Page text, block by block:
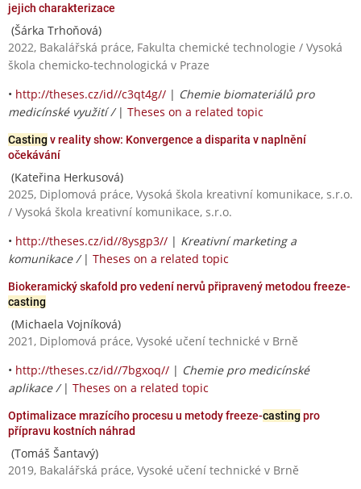
jejich charakterizace
(Šárka Trhoňová)
2022, Bakalářská práce, Fakulta chemické technologie / Vysoká
škola chemicko-technologická v Praze
• http://theses.cz/id//c3qt4g// | Chemie biomateriálů pro
medicínské využití / | Theses on a related topic
Casting v reality show: Konvergence a disparita v naplnění
očekávání
(Kateřina Herkusová)
2025, Diplomová práce, Vysoká škola kreativní komunikace, s.r.o.
/ Vysoká škola kreativní komunikace, s.r.o.
• http://theses.cz/id//8ysgp3// | Kreativní marketing a
komunikace / | Theses on a related topic
Biokeramický skafold pro vedení nervů připravený metodou freeze-
casting
(Michaela Vojníková)
2021, Diplomová práce, Vysoké učení technické v Brně
• http://theses.cz/id//7bgxoq// | Chemie pro medicínské
aplikace / | Theses on a related topic
Optimalizace mrazícího procesu u metody freeze-casting pro
přípravu kostních náhrad
(Tomáš Šantavý)
2019, Bakalářská práce, Vysoké učení technické v Brně